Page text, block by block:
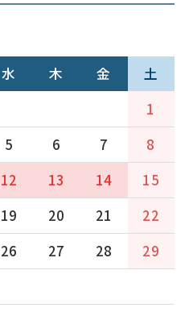
水 木 金
土
1
5 6 7
8
12 13 14
15
19 20 21
22
26 27 28
29